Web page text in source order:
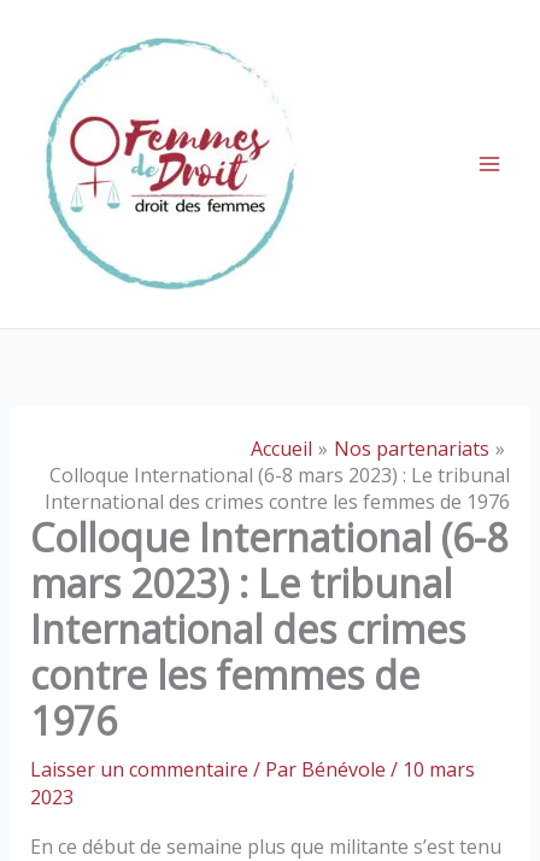
Accueil
Nos partenariats
Colloque International (6-8 mars 2023) : Le tribunal
International des crimes contre les femmes de 1976
Colloque International (6-8
mars 2023) : Le tribunal
International des crimes
contre les femmes de
1976
Laisser un commentaire / Par Bénévole / 10 mars
2023
En ce début de semaine plus que militante s’est tenu